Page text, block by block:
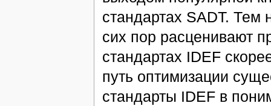
стандартах SADT. Тем
сих пор расценивают
стандартах IDEF
путь оптимизации
стандарты IDEF в